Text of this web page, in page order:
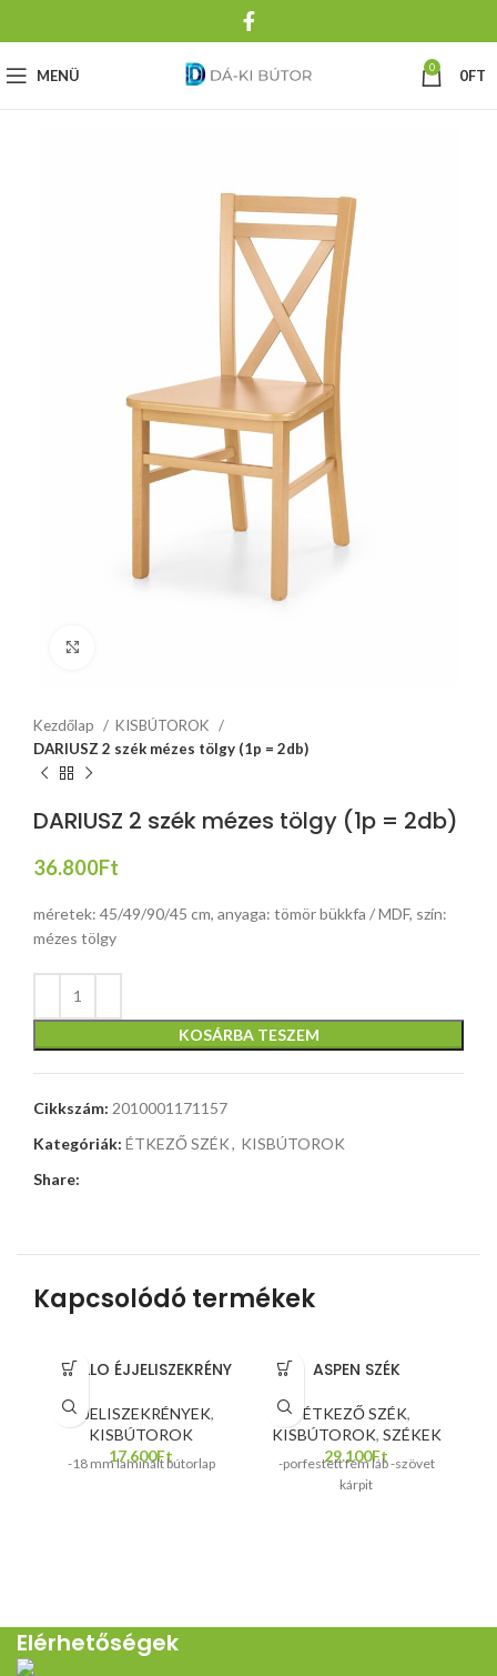
MENÜ 0 0FT
Kezdőlap
KISBÚTOROK
DARIUSZ 2 szék mézes tölgy (1p = 2db)
DARIUSZ 2 szék mézes tölgy (1p = 2db)
36.800Ft
méretek: 45/49/90/45 cm, anyaga: tömör bükkfa / MDF, szín:
mézes tölgy
KOSÁRBA TESZEM
Cikkszám: 2010001171157
Kategóriák: ÉTKEZŐ SZÉK, KISBÚTOROK
Share:
Kapcsolódó termékek
APOLLO ÉJJELISZEKRÉNY
ÉJJELISZEKRÉNYEK,
KISBÚTOROK
17.600Ft
-18 mm laminált bútorlap
ASPEN SZÉK
ÉTKEZŐ SZÉK,
KISBÚTOROK, SZÉKEK
29.100Ft
-porfestett fém láb -szövet
kárpit
Elérhetőségek